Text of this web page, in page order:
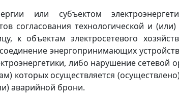
или субъектом
согласования технологической и
объектам электросетевого
энергопринимающих
либо нарушение
которых осуществляется
аварийной брони.